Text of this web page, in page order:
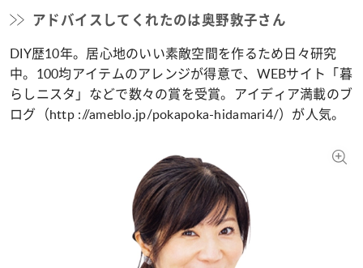
アドバイスしてくれたのは奥野敦子さん
DIY歴10年。居心地のいい素敵空間を作るため日々研究
中。100均アイテムのアレンジが得意で、WEBサイト「暮
らしニスタ」などで数々の賞を受賞。アイディア満載のブ
ログ（http ://ameblo.jp/pokapoka-hidamari4/）が人気。